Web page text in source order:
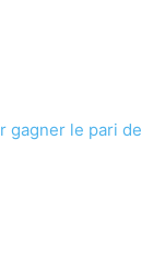
gagner le pari de